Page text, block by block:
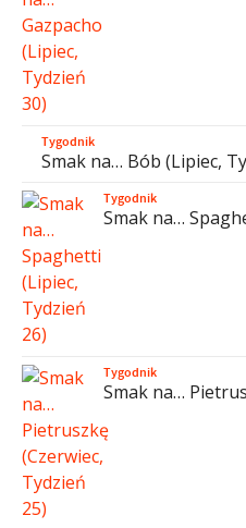
Tygodnik
Smak na… Bób (Lipiec,
Tygodnik
Smak na…
Tygodnik
Smak na…